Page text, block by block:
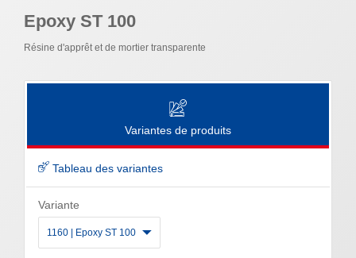
Epoxy ST 100
Résine d'apprêt et de mortier transparente
Variantes de produits
Tableau des variantes
Variante
1160 | Epoxy ST 100